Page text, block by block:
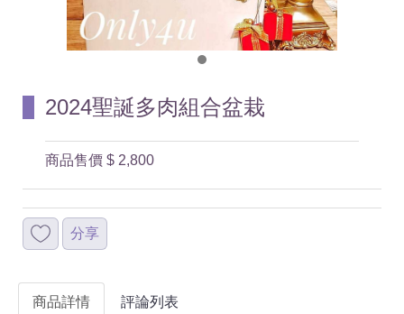
2024聖誕多肉組合盆栽
商品售價 $ 2,800
分享
商品詳情 評論列表